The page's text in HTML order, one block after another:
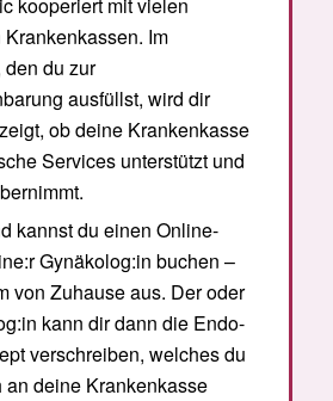
kooperiert mit vielen
Im
du zur
ausfüllst, wird dir
ob deine Krankenkasse
Services unterstützt und
kannst du einen Online-
Gynäkolog:in buchen –
von Zuhause aus. Der oder
kann dir dann die Endo-
verschreiben, welches du
an deine Krankenkasse